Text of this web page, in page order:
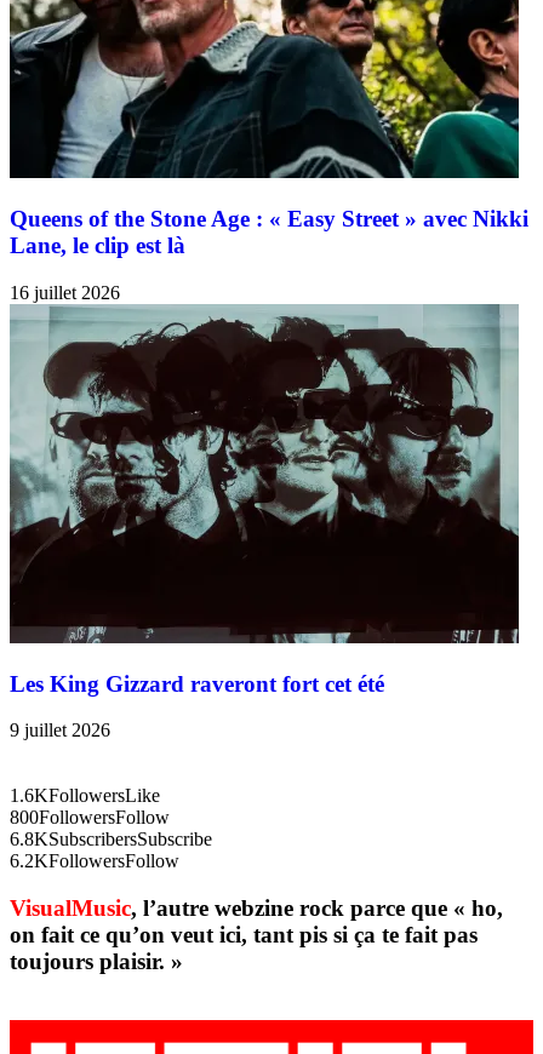
Queens of the Stone Age : « Easy Street » avec Nikki
Lane, le clip est là
16 juillet 2026
Les King Gizzard raveront fort cet été
9 juillet 2026
1.6KFollowersLike
800FollowersFollow
6.8KSubscribersSubscribe
6.2KFollowersFollow
VisualMusic, l’autre webzine rock parce que « ho,
on fait ce qu’on veut ici, tant pis si ça te fait pas
toujours plaisir. »